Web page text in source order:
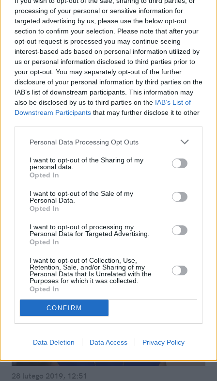
processing of your personal or sensitive information for
targeted advertising by us, please use the below opt-out
section to confirm your selection. Please note that after your
opt-out request is processed you may continue seeing
interest-based ads based on personal information utilized by
us or personal information disclosed to third parties prior to
your opt-out. You may separately opt-out of the further
disclosure of your personal information by third parties on the
IAB’s list of downstream participants. This information may
also be disclosed by us to third parties on the IAB’s List of
Downstream Participants that may further disclose it to other
Personal Data Processing Opt Outs
I want to opt-out of the Sharing of my
personal data.
Opted In
I want to opt-out of the Sale of my
Personal Data.
Opted In
I want to opt-out of processing my
Personal Data for Targeted Advertising.
Opted In
I want to opt-out of Collection, Use,
Retention, Sale, and/or Sharing of my
Personal Data that Is Unrelated with the
Purposes for which it was collected.
Opted In
CONFIRM
Data Deletion Data Access Privacy Policy
01 marca 2019, 19:46
IPN gotów do ekshumacji w
Jedwabnem. Cenckiewicz ostrzega
przed "katastrofą dla Polski"
28 lutego 2019, 12:51